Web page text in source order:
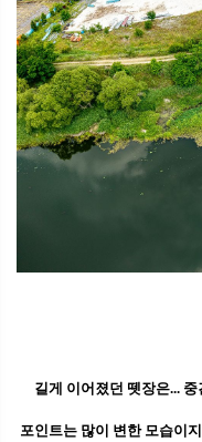
길게 이어졌던 뗏장은...
포인트는 많이 변한 모습이